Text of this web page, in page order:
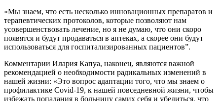
«Мы знаем, что есть несколько инновационных препаратов и
терапевтических протоколов, которые позволяют нам
усовершенствовать лечение, но я не думаю, что они скоро
появятся и будут продаваться в аптеках, а скорее они будут
использоваться для госпитализированных пациентов”.
Комментарии Илария Капуа, наконец, являются важной
рекомендацией о необходимости радикальных изменений в
нашей жизни: «Это вопрос адаптации того, что мы знаем о
профилактике Covid-19, к нашей повседневной жизни, чтобы
избежать попадания в больницу самих себя и убедиться, что